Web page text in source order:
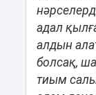
адал
алдын
болсақ,
тиым